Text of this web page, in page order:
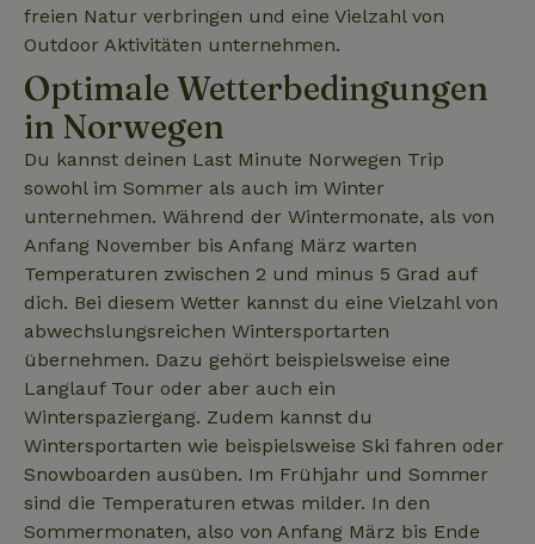
freien Natur verbringen und eine Vielzahl von
Outdoor Aktivitäten unternehmen.
Optimale Wetterbedingungen
in Norwegen
Du kannst deinen Last Minute Norwegen Trip
sowohl im Sommer als auch im Winter
unternehmen. Während der Wintermonate, als von
Anfang November bis Anfang März warten
Temperaturen zwischen 2 und minus 5 Grad auf
dich. Bei diesem Wetter kannst du eine Vielzahl von
abwechslungsreichen Wintersportarten
übernehmen. Dazu gehört beispielsweise eine
Langlauf Tour oder aber auch ein
Winterspaziergang. Zudem kannst du
Wintersportarten wie beispielsweise Ski fahren oder
Snowboarden ausüben. Im Frühjahr und Sommer
sind die Temperaturen etwas milder. In den
Sommermonaten, also von Anfang März bis Ende